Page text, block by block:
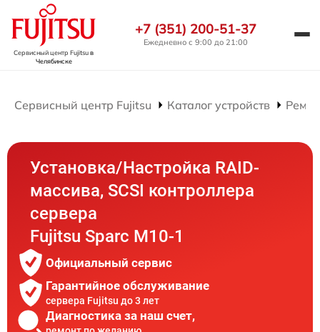
Сервисный центр Fujitsuв
Челябинске
+7 (351) 200-51-37
Ежедневно с 9:00 до 21:00
Сервисный центр Fujitsu Каталог устройств
Установка/Настройка RAID-
массива, SCSI контроллера
сервера
Fujitsu Sparc M10-1
Официальный сервис
Гарантийное обслуживание
сервера Fujitsu до 3 лет
Диагностика за наш счет,